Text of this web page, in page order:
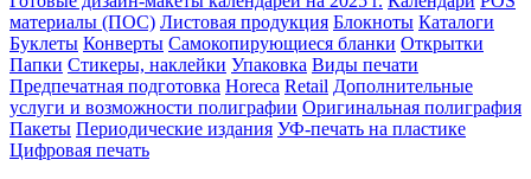
материалы (ПОС) Листовая продукция Блокноты Каталоги
Буклеты Конверты Самокопирующиеся бланки Открытки
Папки Стикеры, наклейки Упаковка Виды печати
Предпечатная подготовка Horeca Retail Дополнительные
услуги и возможности полиграфии Оригинальная полиграфия
Пакеты Периодические издания УФ-печать на пластике
Цифровая печать